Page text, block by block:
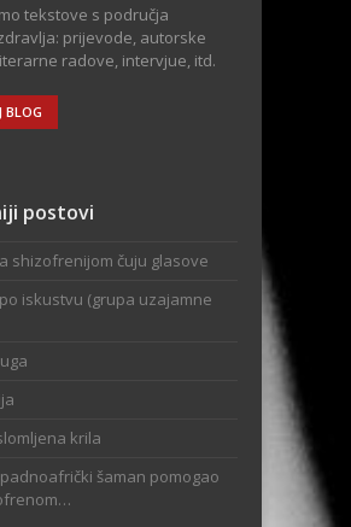
tekstove s područja
prijevode, autorske
radove, intervjue, itd.
BLOG
postovi
shizofrenijom čuju glasove
iskustvu (grupa uzajamne
krila
šaman pomogao